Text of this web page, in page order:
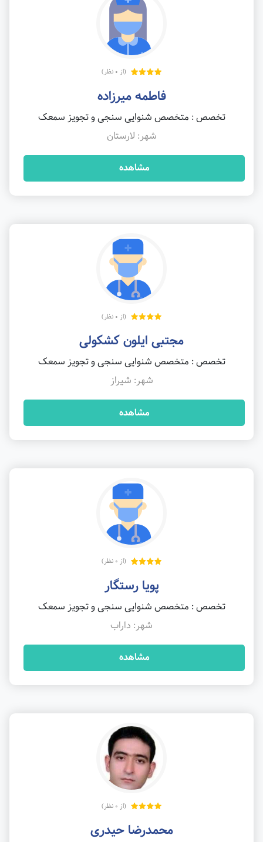
(از 0 نظر)
فاطمه میرزاده
تخصص : متخصص شنوایی سنجی و تجویز سمعک
شهر: لارستان
مشاهده
(از 0 نظر)
مجتبی ایلون کشکولی
تخصص : متخصص شنوایی سنجی و تجویز سمعک
شهر: شیراز
مشاهده
(از 0 نظر)
پویا رستگار
تخصص : متخصص شنوایی سنجی و تجویز سمعک
شهر: داراب
مشاهده
(از 0 نظر)
محمدرضا حیدری